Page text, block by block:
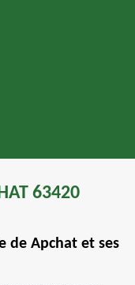
63420
de Apchat et ses